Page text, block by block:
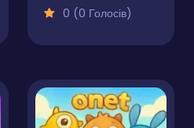
0 (0 Голосів)